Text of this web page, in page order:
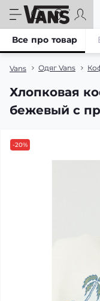
Vans Одяг Vans
Хлопковая
бежевый с
Все про товар
-20%